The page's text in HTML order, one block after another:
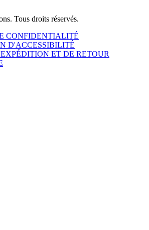
Tous droits réservés.
CONFIDENTIALITÉ
D'ACCESSIBILITÉ
ET DE RETOUR